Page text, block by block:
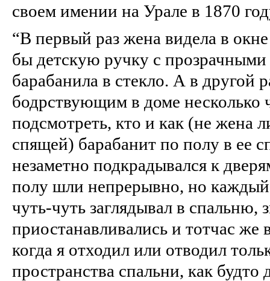
своем имении на Урале в 1870
“В первый раз жена видела в
бы детскую ручку с
барабанила в стекло. А в другой
бодрствующим в доме несколько
подсмотреть, кто и как (не жена
спящей) барабанит по полу в ее
незаметно подкрадывался к
полу шли непрерывно, но каждый
чуть‑чуть заглядывал в спальню,
приостанавливались и тотчас же
когда я отходил или отводил
пространства спальни, как